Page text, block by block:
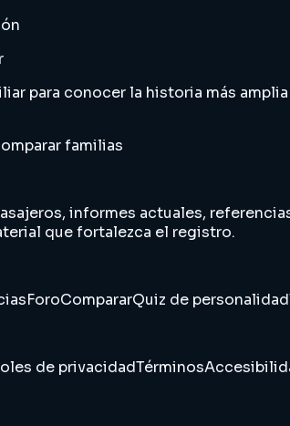
para conocer la historia más
familias
informes actuales,
que fortalezca el registro.
ForoCompararQuiz de personalidad
de privacidadTérminos